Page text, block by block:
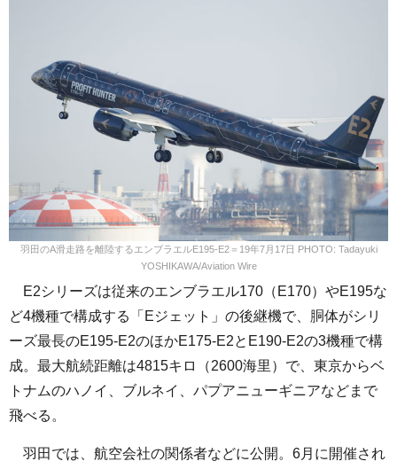
羽田のA滑走路を離陸するエンブラエルE195-E2＝19年7月17日 PHOTO: Tadayuki
YOSHIKAWA/Aviation Wire
E2シリーズは従来のエンブラエル170（E170）やE195な
ど4機種で構成する「Eジェット」の後継機で、胴体がシリ
ーズ最長のE195-E2のほかE175-E2とE190-E2の3機種で構
成。最大航続距離は4815キロ（2600海里）で、東京からベ
トナムのハノイ、ブルネイ、パプアニューギニアなどまで
飛べる。
羽田では、航空会社の関係者などに公開。6月に開催され